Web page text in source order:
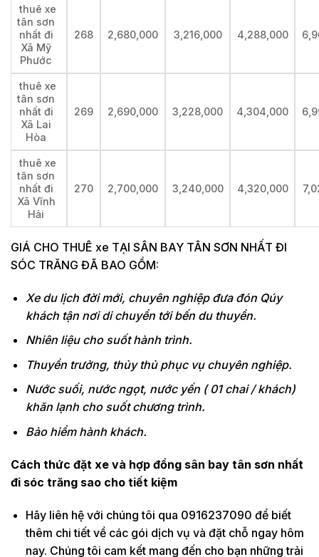
thuê xe
tân sơn
nhất đi
Xã Mỹ
Phước
268 2,680,000 3,216,000 4,288,000
thuê xe
tân sơn
nhất đi
Xã Lai
Hòa
269 2,690,000 3,228,000 4,304,000
thuê xe
tân sơn
nhất đi
Xã Vĩnh
Hải
270 2,700,000 3,240,000 4,320,000
GIÁ CHO THUÊ xe TẠI SÂN BAY TÂN SƠN NHẤT ĐI
SÓC TRĂNG ĐÃ BAO GỒM:
Xe du lịch đời mới, chuyên nghiệp đưa đón Qúy
khách tận nơi di chuyển tới bến du thuyền.
Nhiên liệu cho suốt hành trình.
Thuyền trưởng, thủy thủ phục vụ chuyên nghiệp.
Nước suối, nước ngọt, nước yến ( 01 chai / khách)
khăn lạnh cho suốt chương trình.
Bảo hiểm hành khách.
Cách thức đặt xe và hợp đồng sân bay tân sơn nhất
đi sóc trăng sao cho tiết kiệm
Hãy liên hệ với chúng tôi qua 0916237090 để biết
thêm chi tiết về các gói dịch vụ và đặt chỗ ngay hôm
nay. Chúng tôi cam kết mang đến cho bạn những trải